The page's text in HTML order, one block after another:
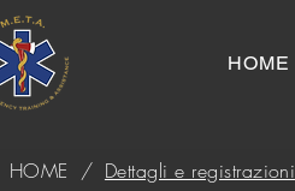
HOME
HOME / Dettagli e registrazioni